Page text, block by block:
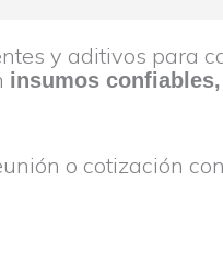
y aditivos para
insumos
o cotización